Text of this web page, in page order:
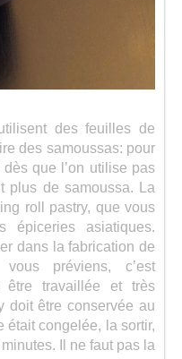
des feuilles de
des samoussas: pour
que l’on utilise pas
plus de samoussa. La
roll pastry, que vous
épiceries asiatiques.
dans la fabrication de
préviens, c’est
travaillée et très
doit être conservée au
était congelée, la sortir,
Il ne faut pas la